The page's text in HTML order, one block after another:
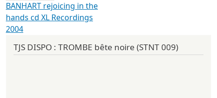
BANHART rejoicing in the
hands cd XL Recordings
2004
TJS DISPO : TROMBE bête noire (STNT 009)